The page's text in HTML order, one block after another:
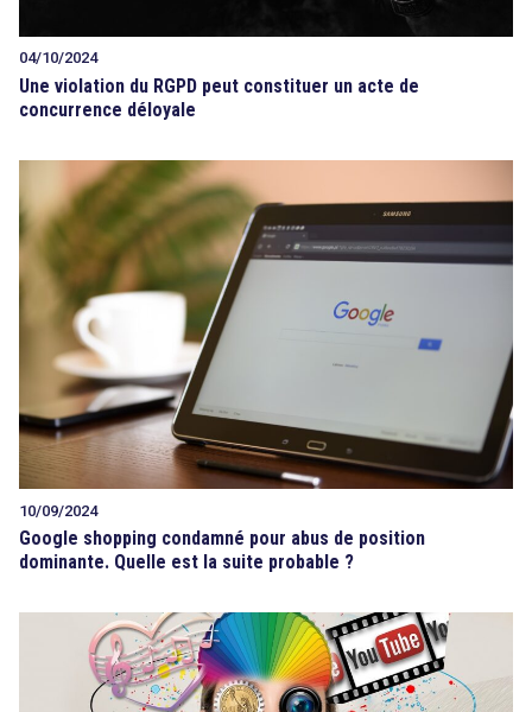
04/10/2024
Une violation du RGPD peut constituer un acte de
concurrence déloyale
10/09/2024
Google shopping condamné pour abus de position
dominante. Quelle est la suite probable ?